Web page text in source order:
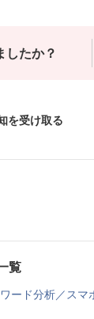
したか？
を受け取る
覧
ード分析／ス